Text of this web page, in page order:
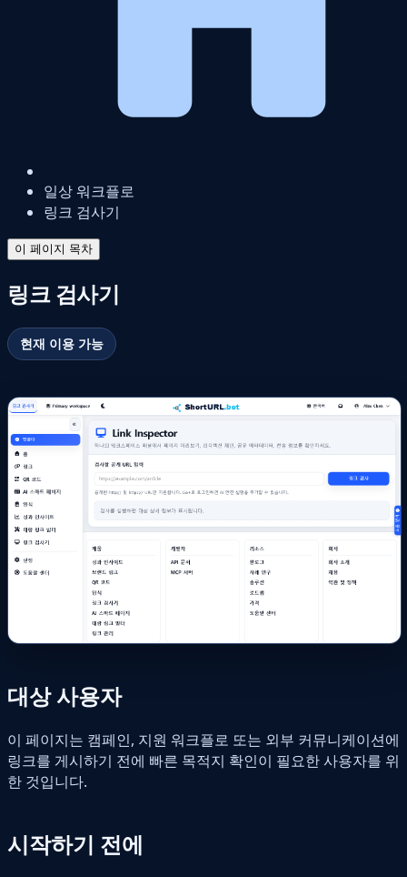
일상 워크플로
링크 검사기
이 페이지 목차
링크 검사기
현재 이용 가능
대상 사용자
이 페이지는 캠페인, 지원 워크플로 또는 외부 커뮤니케이션에
링크를 게시하기 전에 빠른 목적지 확인이 필요한 사용자를 위
한 것입니다.
시작하기 전에